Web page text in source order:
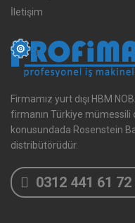
İletişim
Firmamız yurt dışı HBM
firmanın Türkiye mümessili
konusundada Rosenstein
distribütörüdür.
0312 441 61